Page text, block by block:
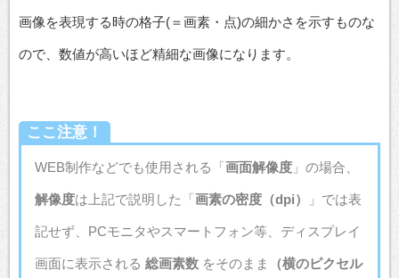
画像を表現する時の格子(＝画素・点)の細かさを示すものな
ので、数値が高いほど精細な画像になります。
ここ注意！
WEB制作などでも使用される「画面解像度 」の場合、
解像度は上記で説明した「画素の密度（dpi） 」では表
記せず、PCモニタやスマートフォン等、ディスプレイ
画面に表示される 総画素数 をそのまま （横のピクセル